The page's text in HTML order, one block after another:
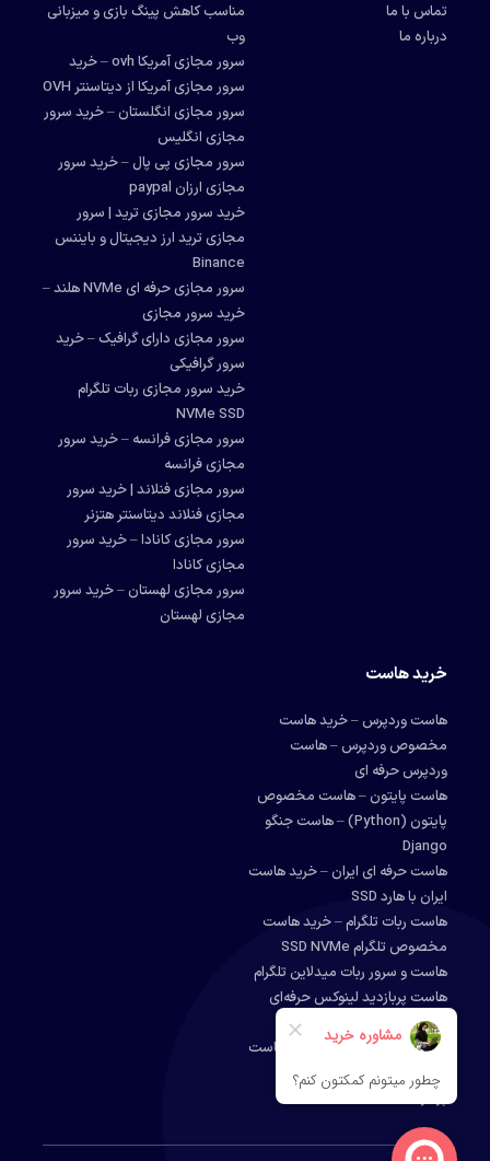
تماس با ما
درباره ما
مناسب کاهش پینگ بازی و میزبانی
وب
سرور مجازی آمریکا ovh – خرید
سرور مجازی آمریکا از دیتاسنتر OVH
سرور مجازی انگلستان – خرید سرور
مجازی انگلیس
سرور مجازی پی پال – خرید سرور
مجازی ارزان paypal
خرید سرور مجازی ترید | سرور
مجازی ترید ارز دیجیتال و بایننس
Binance
سرور مجازی حرفه ای NVMe هلند –
خرید سرور مجازی
سرور مجازی دارای گرافیک – خرید
سرور گرافیکی
خرید سرور مجازی ربات تلگرام
NVMe SSD
سرور مجازی فرانسه – خرید سرور
مجازی فرانسه
سرور مجازی فنلاند | خرید سرور
مجازی فنلاند دیتاسنتر هتزنر
سرور مجازی کانادا – خرید سرور
مجازی کانادا
سرور مجازی لهستان – خرید سرور
مجازی لهستان
خرید هاست
هاست وردپرس – خرید هاست
مخصوص وردپرس – هاست
وردپرس حرفه ای
هاست پایتون – هاست مخصوص
پایتون (Python) – هاست جنگو
Django
هاست حرفه ای ایران – خرید هاست
ایران با هارد SSD
هاست ربات تلگرام – خرید هاست
مخصوص تلگرام SSD NVMe
هاست و سرور ربات میدلاین تلگرام
هاست پربازدید لینوکس حرفه‌ای
آلمان
خرید هاست دانلود و آپلود – هاست
دانلود ارزان – هاست دانلود
پرسرعت